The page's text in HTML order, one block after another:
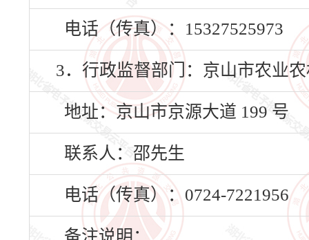
电话（传真）：15327525973
3．行政监督部门：京山市农业
地址：京山市京源大道 199 号
联系人：邵先生
电话（传真）：0724-7221956
备注说明：